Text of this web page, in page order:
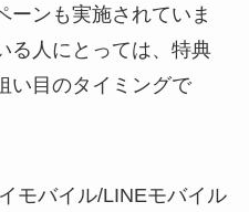
ーンも実施されていま
る人にとっては、特典
い目のタイミングで
モバイル/LINEモバイル